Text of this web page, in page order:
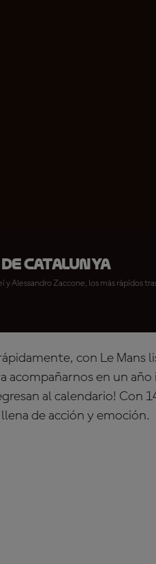
de Catalunya
Alessandro Zaccone, los más rápidos
con Le Mans
acompañarnos en un
al calendario! Con
de acción y emoción.